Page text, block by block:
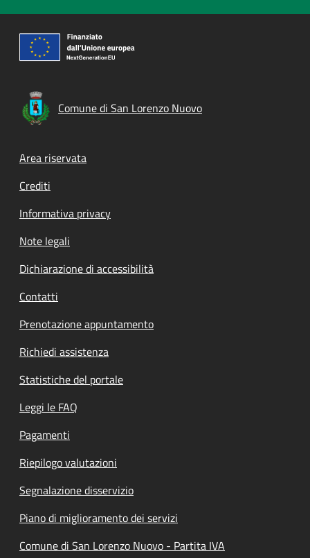
Comune di San Lorenzo Nuovo
Footer menu
Area riservata
Crediti
Informativa privacy
Note legali
Dichiarazione di accessibilità
Contatti
Prenotazione appuntamento
Richiedi assistenza
Statistiche del portale
Leggi le FAQ
Pagamenti
Riepilogo valutazioni
Segnalazione disservizio
Piano di miglioramento dei servizi
Comune di San Lorenzo Nuovo - Partita IVA